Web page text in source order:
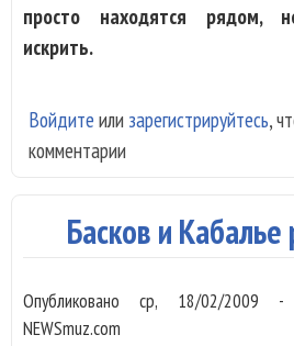
просто находятся рядом,
искрить.
Войдите или зарегистрируйтесь,
комментарии
Басков и Кабалье
Опубликованоср, 18/02/2009 -
NEWSmuz.com